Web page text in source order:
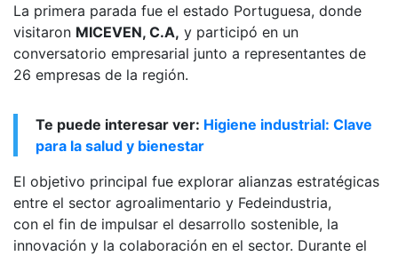
La primera parada fue el estado Portuguesa, donde
visitaron MICEVEN, C.A, y participó en un
conversatorio empresarial junto a representantes de
26 empresas de la región.
Te puede interesar ver: Higiene industrial: Clave
para la salud y bienestar
El objetivo principal fue explorar alianzas estratégicas
entre el sector agroalimentario y Fedeindustria,
con el fin de impulsar el desarrollo sostenible, la
innovación y la colaboración en el sector. Durante el